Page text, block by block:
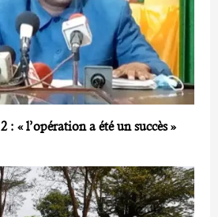
: « l’opération a été un succès »